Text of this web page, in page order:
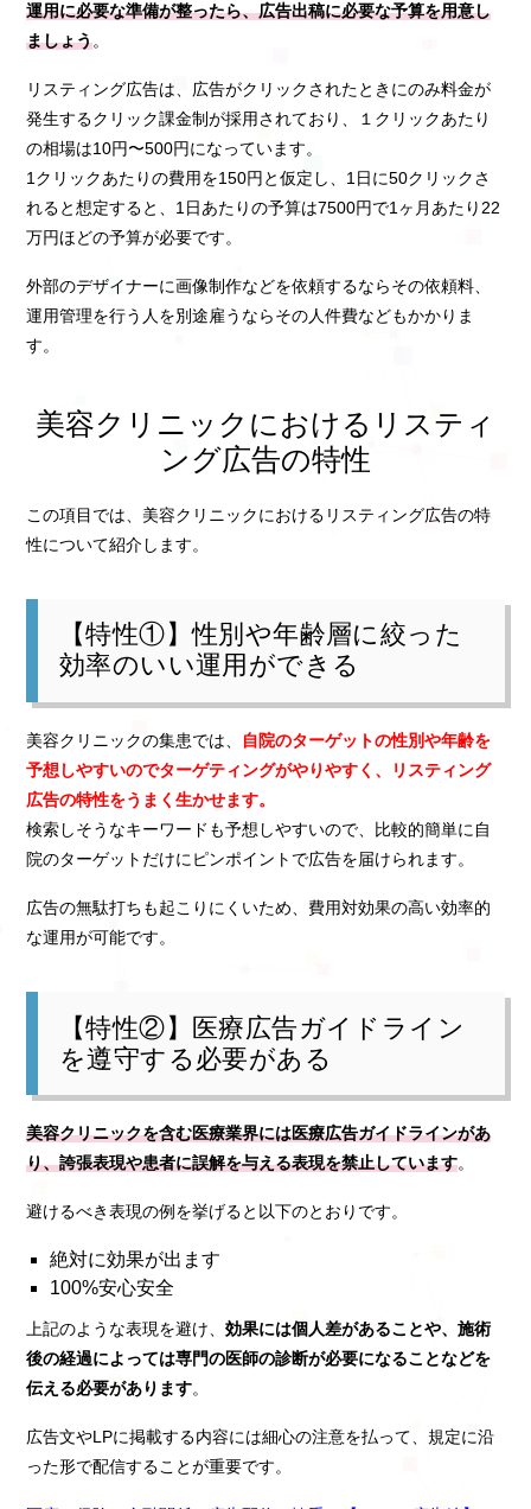
運用に必要な準備が整ったら、広告出稿に必要な予算を用意し
ましょう。
リスティング広告は、広告がクリックされたときにのみ料金が
発生するクリック課金制が採用されており、１クリックあたり
の相場は10円〜500円になっています。
1クリックあたりの費用を150円と仮定し、1日に50クリックさ
れると想定すると、1日あたりの予算は7500円で1ヶ月あたり22
万円ほどの予算が必要です。
外部のデザイナーに画像制作などを依頼するならその依頼料、
運用管理を行う人を別途雇うならその人件費などもかかりま
す。
美容クリニックにおけるリスティ
ング広告の特性
この項目では、美容クリニックにおけるリスティング広告の特
性について紹介します。
【特性①】性別や年齢層に絞った
効率のいい運用ができる
美容クリニックの集患では、 自院のターゲットの性別や年齢を
予想しやすいのでターゲティングがやりやすく、リスティング
広告の特性をうまく生かせます。
検索しそうなキーワードも予想しやすいので、比較的簡単に自
院のターゲットだけにピンポイントで広告を届けられます。
広告の無駄打ちも起こりにくいため、費用対効果の高い効率的
な運用が可能です。
【特性②】医療広告ガイドライン
を遵守する必要がある
美容クリニックを含む医療業界には医療広告ガイドラインがあ
り、誇張表現や患者に誤解を与える表現を禁止しています。
避けるべき表現の例を挙げると以下のとおりです。
絶対に効果が出ます
100%安心安全
上記のような表現を避け、効果には個人差があることや、施術
後の経過によっては専門の医師の診断が必要になることなどを
伝える必要があります。
広告文やLPに掲載する内容には細心の注意を払って、規定に沿
った形で配信することが重要です。